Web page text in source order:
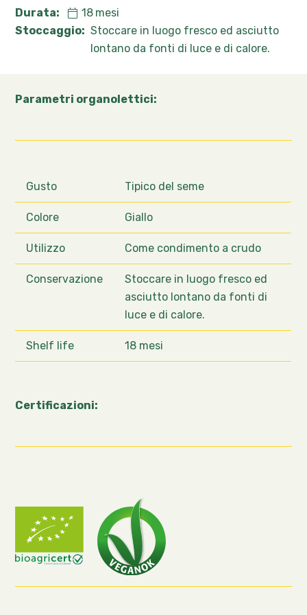
Durata: 18 mesi
Stoccaggio: Stoccare in luogo fresco ed asciutto
lontano da fonti di luce e di calore.
Parametri organolettici:
Gusto Tipico del seme
Colore Giallo
Utilizzo Come condimento a crudo
Conservazione
Stoccare in luogo fresco ed
asciutto lontano da fonti di
luce e di calore.
Shelf life 18 mesi
Certificazioni: